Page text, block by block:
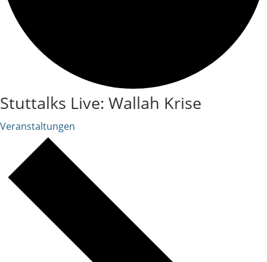
Stuttalks Live: Wallah Krise
Veranstaltungen